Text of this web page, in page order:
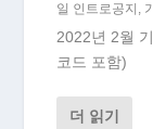
일 인트로공지 ,
2022년 2월
코드 포함)
더 읽기